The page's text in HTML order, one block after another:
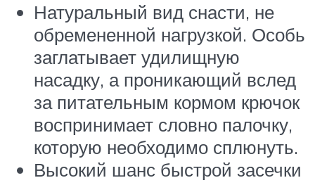
Натуральный вид снасти, не
обремененной нагрузкой. Особь
заглатывает удилищную
насадку, а проникающий вслед
за питательным кормом крючок
воспринимает словно палочку,
которую необходимо сплюнуть.
Высокий шанс быстрой засечки